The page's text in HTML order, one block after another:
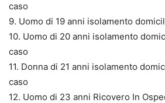
caso
9. Uomo di 19 anni isolamento
10. Uomo di 20 anni isolamento
caso
11. Donna di 21 anni isolamento
caso
12. Uomo di 23 anni Ricovero In